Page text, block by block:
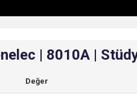
| 8010A |
Değer